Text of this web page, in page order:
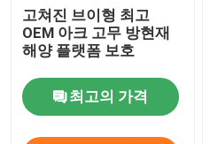
고쳐진 브이형 최고
OEM 아크 고무 방현재
해양 플랫폼 보호
최고의 가격